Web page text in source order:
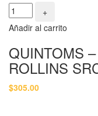
+
Añadir al carrito
QUINTOMS
ROLLINS
$305.00